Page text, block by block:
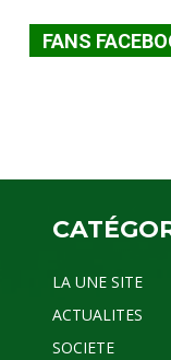
FANS
LA UNE SITE
ACTUALITES
SOCIETE